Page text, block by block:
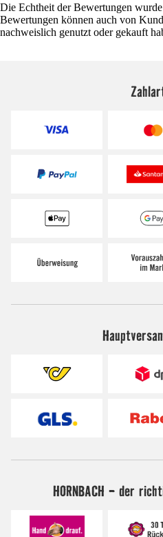
Die Echtheit der Bewertungen
Bewertungen können auch von
nachweislich genutzt oder gekauft
HORNBACH - der